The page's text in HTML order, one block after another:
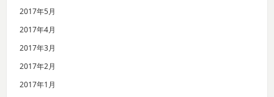
2017年5月
2017年4月
2017年3月
2017年2月
2017年1月